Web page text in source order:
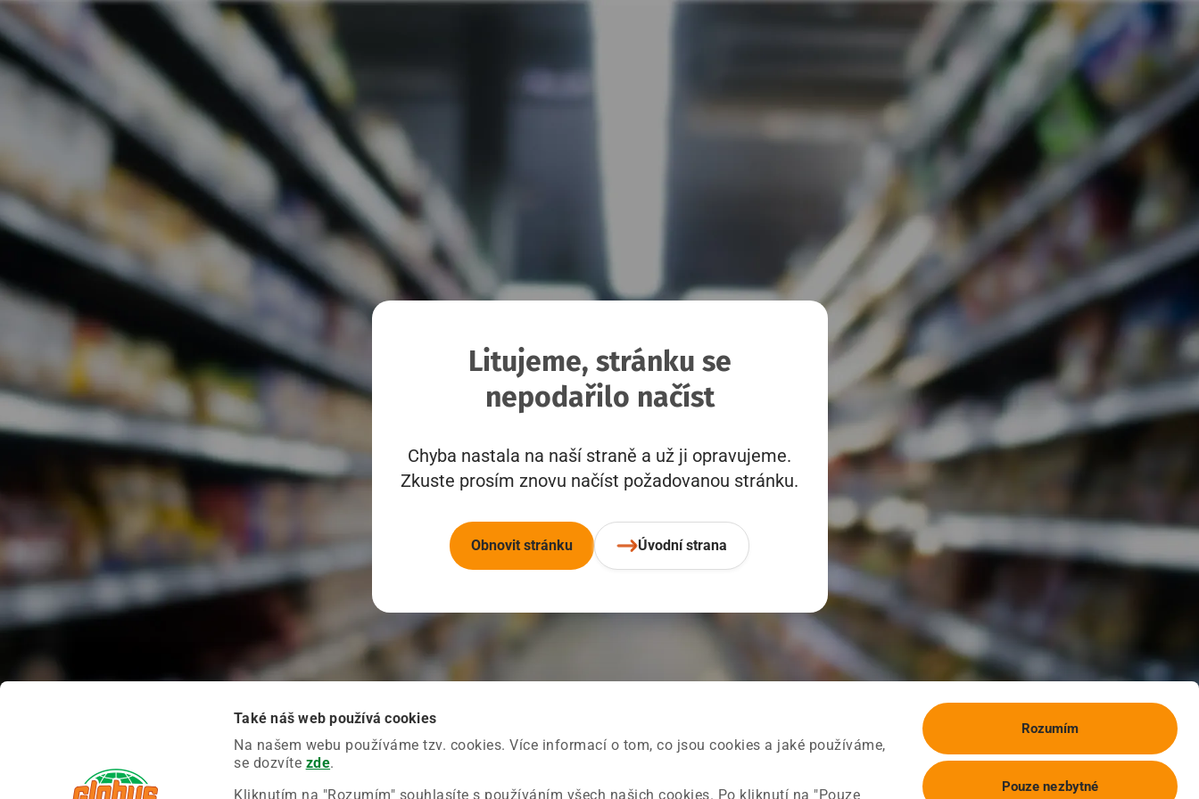
Také náš web používá cookies
Na našem webu používáme tzv. cookies. Více informací o tom, co jsou cookies a jaké používáme,
se dozvíte zde.
Kliknutím na "Rozumím" souhlasíte s používáním všech našich cookies. Po kliknutí na "Pouze
Rozumím
Pouze nezbytné
Litujeme, stránku se
nepodařilo načíst
Chyba nastala na naší straně a už ji opravujeme.
Zkuste prosím znovu načíst požadovanou stránku.
Obnovit stránku Úvodní strana